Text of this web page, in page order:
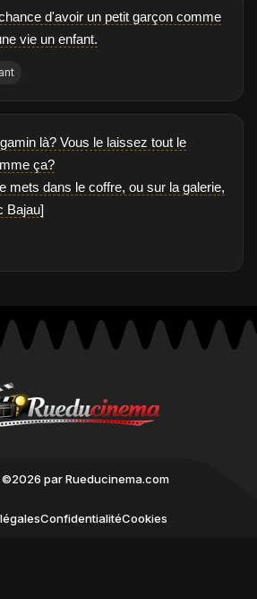
d'avoir un petit garçon comme
vie un enfant.
là? Vous le laissez tout le
ça?
mets dans le coffre, ou sur la galerie,
Bajau]
par Rueducinema.com
ConfidentialitéCookies